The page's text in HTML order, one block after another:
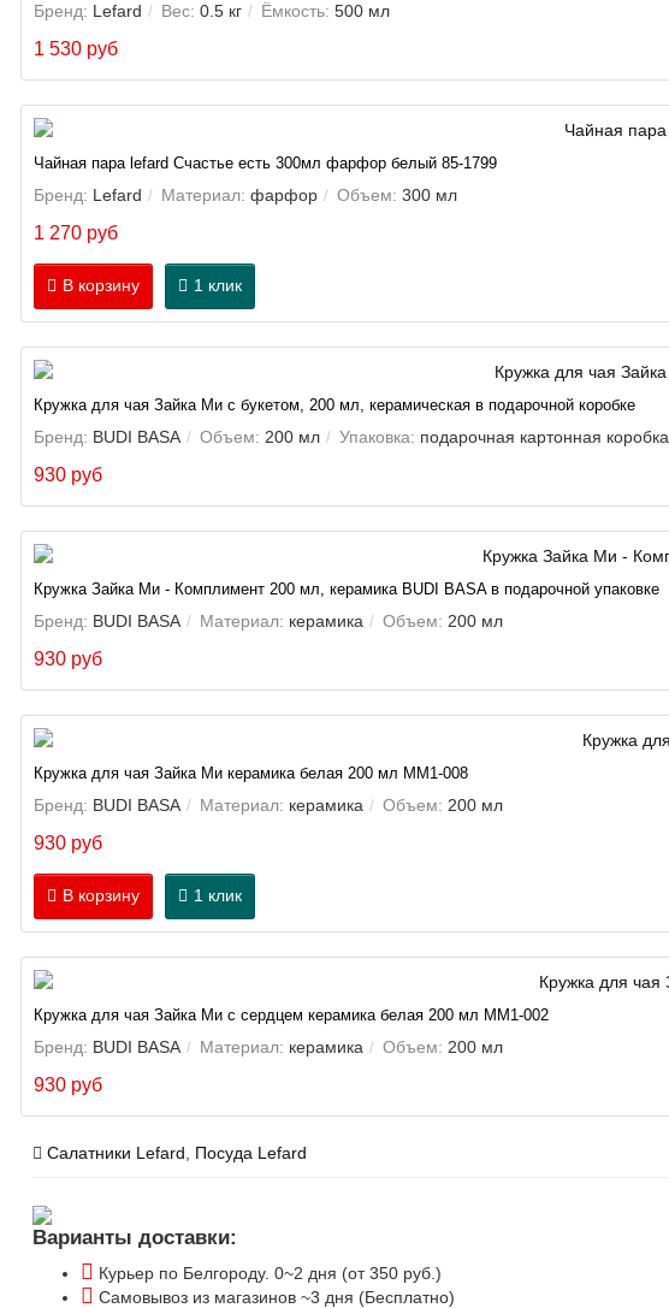
Бренд: Lefard Вес: 0.5 кг Ёмкость: 500 мл
1 530 руб
Чайная пара lefard Счастье есть 300мл фарфор белый 85-1799
Бренд: Lefard Материал: фарфор Объем: 300 мл
1 270 руб
В корзину 1 клик
Кружка для чая Зайка Ми с букетом, 200 мл, керамическая в подарочной коробке
Бренд: BUDI BASA Объем: 200 мл Упаковка: подарочная картонная коробка
930 руб
Кружка Зайка Ми - Комплимент 200 мл, керамика BUDI BASA в подарочной упаковке
Бренд: BUDI BASA Материал: керамика Объем: 200 мл
930 руб
Кружка для чая Зайка Ми керамика белая 200 мл MM1-008
Бренд: BUDI BASA Материал: керамика Объем: 200 мл
930 руб
В корзину 1 клик
Кружка для чая Зайка Ми с сердцем керамика белая 200 мл ММ1-002
Бренд: BUDI BASA Материал: керамика Объем: 200 мл
930 руб
Салатники Lefard Посуда Lefard
Варианты доставки:
Курьер по Белгороду. 0~2 дня (от 350 руб.)
Самовывоз из магазинов ~3 дня (Бесплатно)